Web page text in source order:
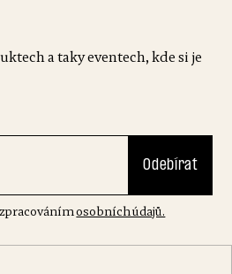
a taky eventech, kde si je
osobních údajů.